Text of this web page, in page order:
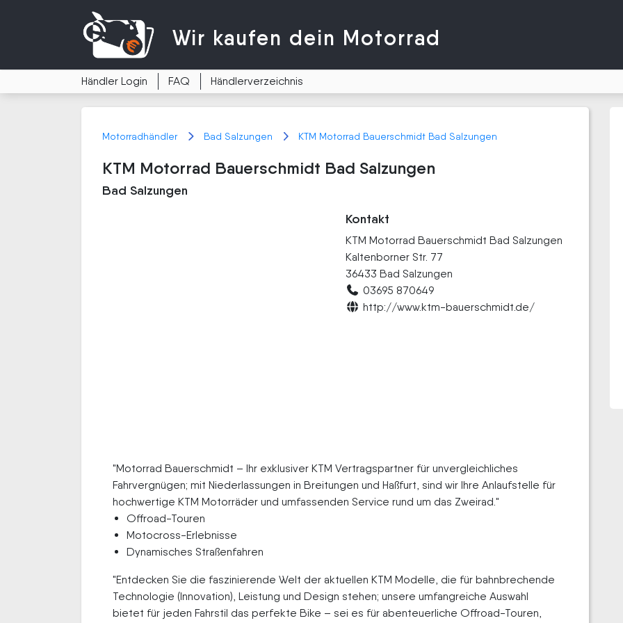
Wir kaufen dein Motorrad
Händler Login FAQ Händlerverzeichnis
Motorradhändler Bad Salzungen KTM Motorrad Bauerschmidt Bad Salzungen
KTM Motorrad Bauerschmidt Bad Salzungen
Bad Salzungen
Kontakt
KTM Motorrad Bauerschmidt Bad Salzungen
Kaltenborner Str. 77
36433 Bad Salzungen
03695 870649
http://www.ktm-bauerschmidt.de/
"Motorrad Bauerschmidt – Ihr exklusiver KTM Vertragspartner für unvergleichliches
Fahrvergnügen; mit Niederlassungen in Breitungen und Haßfurt, sind wir Ihre Anlaufstelle für
hochwertige KTM Motorräder und umfassenden Service rund um das Zweirad."
Offroad-Touren
Motocross-Erlebnisse
Dynamisches Straßenfahren
"Entdecken Sie die faszinierende Welt der aktuellen KTM Modelle, die für bahnbrechende
Technologie (Innovation), Leistung und Design stehen; unsere umfangreiche Auswahl
bietet für jeden Fahrstil das perfekte Bike – sei es für abenteuerliche Offroad-Touren,